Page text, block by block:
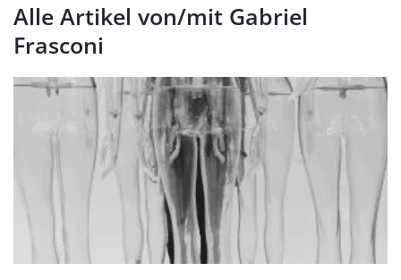
Alle Artikel von/mit Gabriel
Frasconi